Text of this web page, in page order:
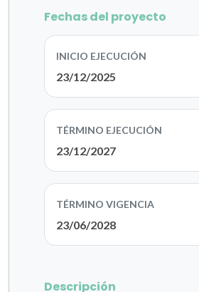
Fechas del proyecto
INICIO EJECUCIÓN
23/12/2025
TÉRMINO EJECUCIÓN
23/12/2027
TÉRMINO VIGENCIA
23/06/2028
Descripción